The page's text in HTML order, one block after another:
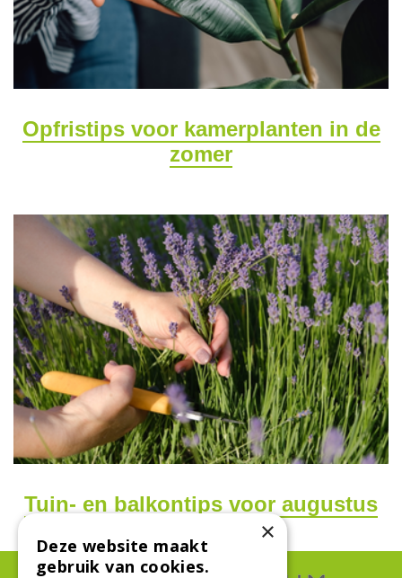
Opfristips voor kamerplanten in de
zomer
Tuin- en balkontips voor augustus
×
Deze website maakt
gebruik van cookies.